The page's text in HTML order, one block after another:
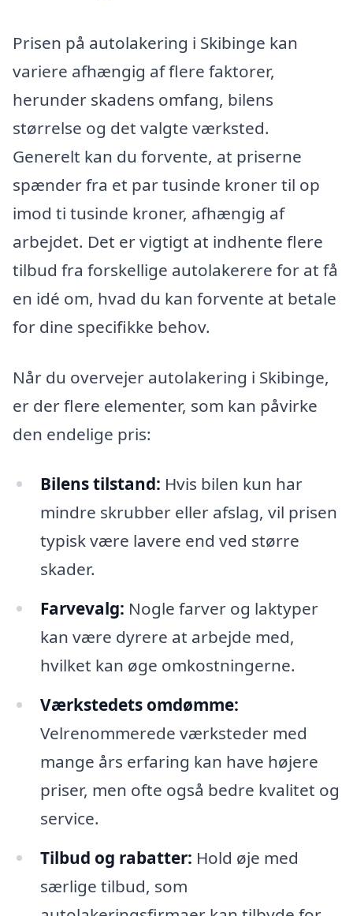
Prisen på autolakering i Skibinge kan
variere afhængig af flere faktorer,
herunder skadens omfang, bilens
størrelse og det valgte værksted.
Generelt kan du forvente, at priserne
spænder fra et par tusinde kroner til op
imod ti tusinde kroner, afhængig af
arbejdet. Det er vigtigt at indhente flere
tilbud fra forskellige autolakerere for at få
en idé om, hvad du kan forvente at betale
for dine specifikke behov.
Når du overvejer autolakering i Skibinge,
er der flere elementer, som kan påvirke
den endelige pris:
Bilens tilstand: Hvis bilen kun har
mindre skrubber eller afslag, vil prisen
typisk være lavere end ved større
skader.
Farvevalg: Nogle farver og laktyper
kan være dyrere at arbejde med,
hvilket kan øge omkostningerne.
Værkstedets omdømme:
Velrenommerede værksteder med
mange års erfaring kan have højere
priser, men ofte også bedre kvalitet og
service.
Tilbud og rabatter: Hold øje med
særlige tilbud, som